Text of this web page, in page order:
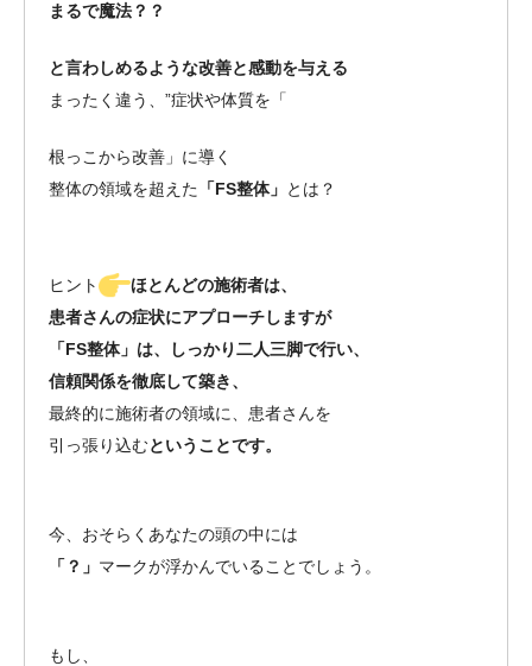
まるで魔法？？
と言わしめるような改善と感動を与える
まったく違う、”症状や体質を「
根っこから改善」に導く
整体の領域を超えた 「FS整体」 とは？
ヒント
ほとんどの施術者は、
患者さんの症状にアプローチしますが
「FS整体」は、しっかり二人三脚で行い、
信頼関係を徹底して築き、
最終的に施術者の領域に、患者さんを
引っ張り込むということです。
今、おそらくあなたの頭の中には
「？」 マークが浮かんでいることでしょう。
もし、